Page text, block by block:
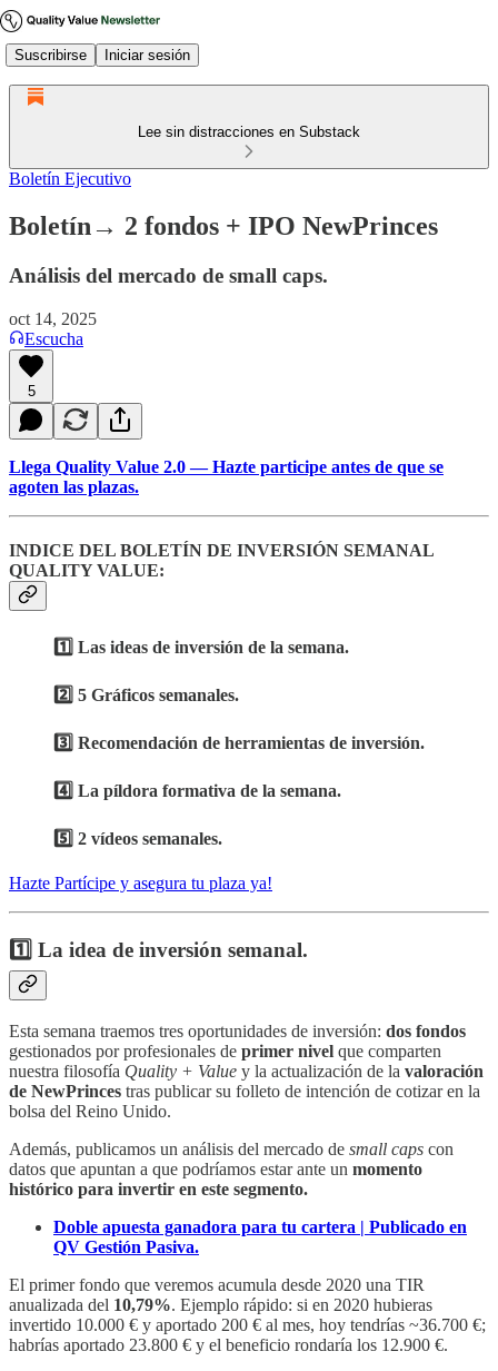
Suscribirse Iniciar sesión
Lee sin distracciones en Substack
Boletín Ejecutivo
Boletín→ 2 fondos + IPO NewPrinces
Análisis del mercado de small caps.
oct 14, 2025
Escucha
5
Llega Quality Value 2.0 — Hazte participe antes de que se
agoten las plazas.
INDICE DEL BOLETÍN DE INVERSIÓN SEMANAL
QUALITY VALUE:
1️⃣ Las ideas de inversión de la semana.
2️⃣ 5 Gráficos semanales.
3️⃣ Recomendación de herramientas de inversión.
4️⃣ La píldora formativa de la semana.
5️⃣ 2 vídeos semanales.
Hazte Partícipe y asegura tu plaza ya!
1️⃣ La idea de inversión semanal.
Esta semana traemos tres oportunidades de inversión: dos fondos
gestionados por profesionales de primer nivel que comparten
nuestra filosofía Quality + Value y la actualización de la valoración
de NewPrinces tras publicar su folleto de intención de cotizar en la
bolsa del Reino Unido.
Además, publicamos un análisis del mercado de small caps con
datos que apuntan a que podríamos estar ante un momento
histórico para invertir en este segmento.
Doble apuesta ganadora para tu cartera | Publicado en
QV Gestión Pasiva.
El primer fondo que veremos acumula desde 2020 una TIR
anualizada del 10,79%. Ejemplo rápido: si en 2020 hubieras
invertido 10.000 € y aportado 200 € al mes, hoy tendrías ~36.700 €;
habrías aportado 23.800 € y el beneficio rondaría los 12.900 €.